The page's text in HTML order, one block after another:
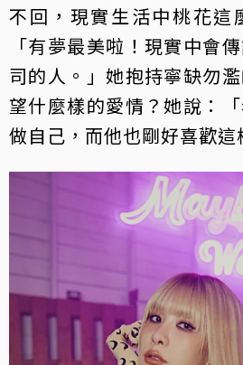
不回，現實生活中桃花這
「有夢最美啦！現實中會
司的人。」她抱持寧缺勿
望什麼樣的愛情？她說：
做自己，而他也剛好喜歡這